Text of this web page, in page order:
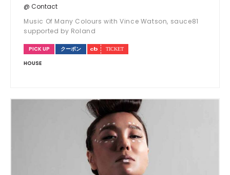
@ Contact
Music Of Many Colours with Vince Watson, sauce81
supported by Roland
PICK UP
クーポン
HOUSE